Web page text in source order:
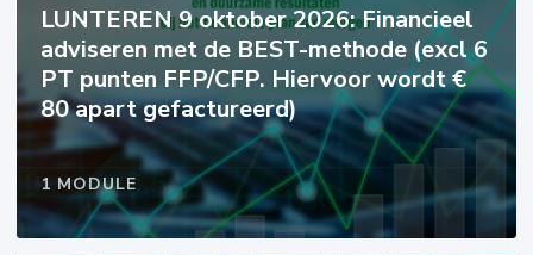
LUNTEREN 9 oktober 2026: Financieel
adviseren met de BEST-methode (excl 6
PT punten FFP/CFP. Hiervoor wordt €
80 apart gefactureerd)
1 MODULE